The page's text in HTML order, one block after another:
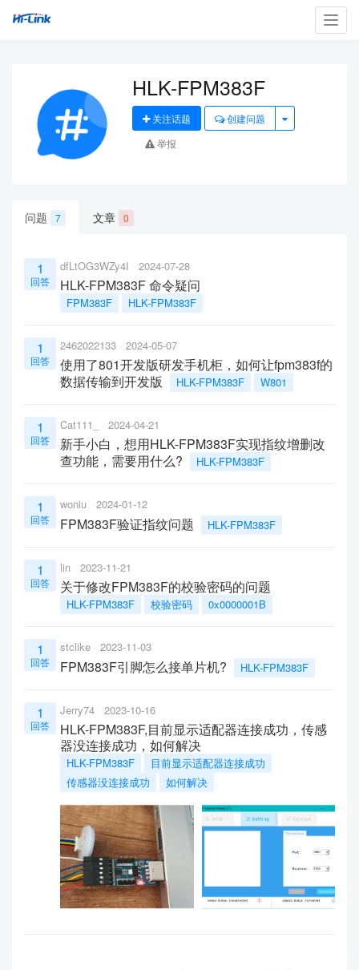
HLK-FPM383F
关注话题
创建问题
举报
问题 7 文章 0
1
回答
dfLtOG3WZy4I 2024-07-28
HLK-FPM383F 命令疑问
FPM383F HLK-FPM383F
1
回答
2462022133 2024-05-07
使用了801开发版研发手机柜，如何让fpm383f的
数据传输到开发版
HLK-FPM383F W801
1
回答
Cat111_ 2024-04-21
新手小白，想用HLK-FPM383F实现指纹增删改
查功能，需要用什么?
HLK-FPM383F
1
回答
woniu 2024-01-12
FPM383F验证指纹问题 HLK-FPM383F
1
回答
lin 2023-11-21
关于修改FPM383F的校验密码的问题
HLK-FPM383F 校验密码 0x0000001B
1
回答
stclike 2023-11-03
FPM383F引脚怎么接单片机? HLK-FPM383F
1
回答
Jerry74 2023-10-16
HLK-FPM383F,目前显示适配器连接成功，传感
器没连接成功，如何解决
HLK-FPM383F
目前显示适配器连接成功
传感器没连接成功
如何解决